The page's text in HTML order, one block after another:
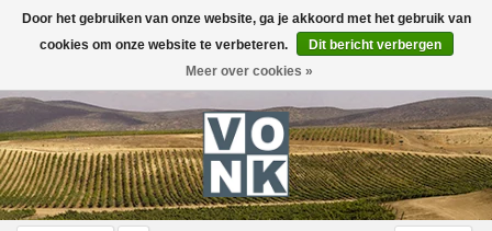
Toggle
navigation
Door het gebruiken van onze website, ga je akkoord met het gebruik van
cookies om onze website te verbeteren.
Dit bericht verbergen
Meer over cookies »